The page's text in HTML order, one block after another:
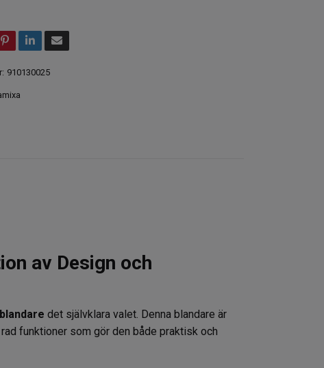
910130025
av Design och
det självklara valet. Denna blandare är
funktioner som gör den både praktisk och